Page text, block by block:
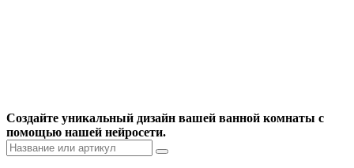
Создайте уникальный дизайн вашей ванной комнаты с
помощью нашей нейросети.